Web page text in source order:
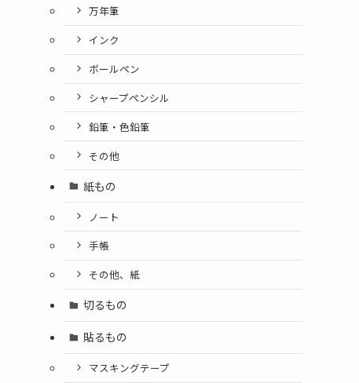
万年筆
インク
ボールペン
シャープペンシル
鉛筆・色鉛筆
その他
紙もの
ノート
手帳
その他、紙
切るもの
貼るもの
マスキングテープ